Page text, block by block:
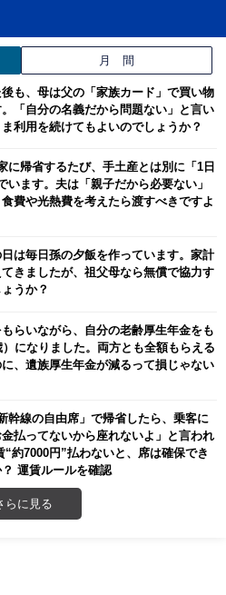
月 間
も、母は父の「家族カード」で買い物
「自分の名義だから問題ない」と言い
利用を続けてもよいのでしょうか？
に帰省するたび、手土産とは別に「1日
います。夫は「親子だから必要ない」
費や光熱費を考えたら渡すべきですよ
は毎日孫の夕飯を作っています。家計
きましたが、祖父母なら無償で協力す
うか？
らいながら、自分の老齢厚生年金をも
）になりました。両方とも全額もらえる
、遺族厚生年金が減るって損じゃない
幹線の自由席」で帰省したら、乗客に
金払ってないから座れないよ」と言われ
“約7000円”払わないと、席は確保でき
運賃ルールを確認
らに見る